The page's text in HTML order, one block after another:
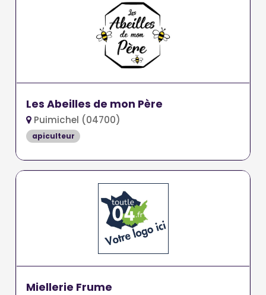
Les Abeilles de mon Père
Puimichel (04700)
apiculteur
Miellerie Frume